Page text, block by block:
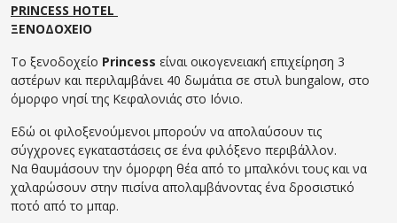
PRINCESS HOTEL
ΞΕΝΟΔΟΧΕΙΟ
Το ξενοδοχείο Princess είναι οικογενειακή επιχείρηση 3
αστέρων και περιλαμβάνει 40 δωμάτια σε στυλ bungalow, στο
όμορφο νησί της Κεφαλονιάς στο Ιόνιο.
Εδώ οι φιλοξενούμενοι μπορούν να απολαύσουν τις
σύγχρονες εγκαταστάσεις σε ένα φιλόξενο περιβάλλον.
Να θαυμάσουν την όμορφη θέα από το μπαλκόνι τους και να
χαλαρώσουν στην πισίνα απολαμβάνοντας ένα δροσιστικό
ποτό από το μπαρ.